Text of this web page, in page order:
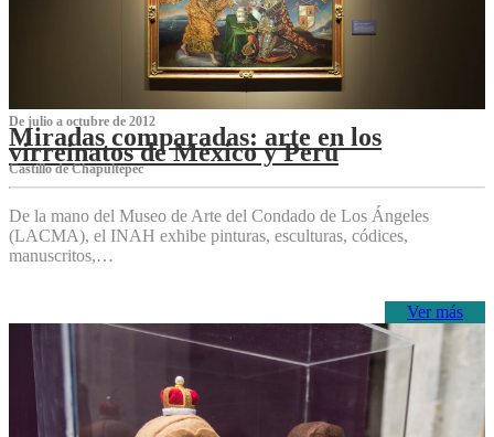
De julio a octubre de 2012
Miradas comparadas: arte en los
virreinatos de México y Perú
Castillo de Chapultepec
De la mano del Museo de Arte del Condado de Los Ángeles
(LACMA), el INAH exhibe pinturas, esculturas, códices,
manuscritos,…
Ver más